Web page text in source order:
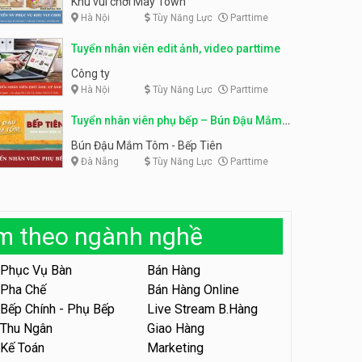
bàn parttime
Tuyển nhân viên tư vấn bán
Shop mỹ phẩm
Tuyển nhân viên bán hàng,
KIBO KIDS
Tuyển nhân viên edit ảnh,
Tuyển nhân viên tiếp thực,
phục vụ bàn
Nhà hàng Phủi Quán
Tuyển nhân viên phục vụ ca
tối – quán kem dừa
Quán kem dừa
Hà Nội Tùy Năng Lực Parttime
Tuyển nhân viên edit ảnh, video parttime
Công ty
Hà Nội Tùy Năng Lực Parttime
Tuyển nhân viên phụ bếp – Bún Đậu Mắm
Tôm – Bếp Tiên
Bún Đậu Mắm Tôm - Bếp Tiên
Đà Nẵng Tùy Năng Lực Parttime
theo ngành nghề
Phục Vụ Bàn
Bán Hàng
Pha Chế
Bán Hàng Online
Bếp Chính - Phụ Bếp
Live Stream B.Hàng
Thu Ngân
Giao Hàng
Kế Toán
Marketing